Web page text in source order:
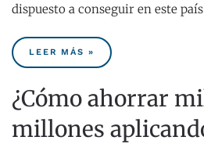
dispuesto a conseguir en este
LEER MÁS »
¿Cómo ahorrar
millones